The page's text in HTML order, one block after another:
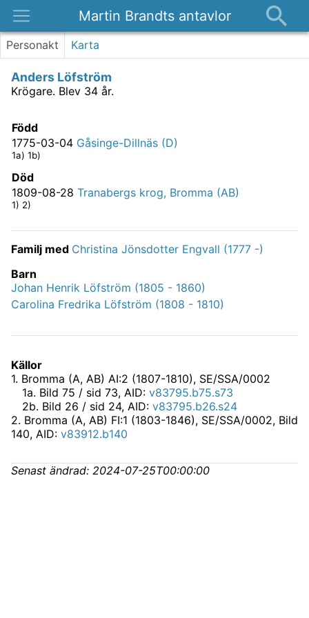
Martin Brandts antavlor
Platser
Om
Personakt Karta
Anders Löfström
Krögare. Blev 34 år.
Född
1775-03-04 Gåsinge-Dillnäs (D)
1a) 1b)
Död
1809-08-28 Tranabergs krog, Bromma (AB)
1) 2)
Familj med Christina Jönsdotter Engvall (1777 -)
Barn
Johan Henrik Löfström (1805 - 1860)
Carolina Fredrika Löfström (1808 - 1810)
Källor
1. Bromma (A, AB) AI:2 (1807-1810), SE/SSA/0002
1a. Bild 75 / sid 73, AID: v83795.b75.s73
2b. Bild 26 / sid 24, AID: v83795.b26.s24
2. Bromma (A, AB) FI:1 (1803-1846), SE/SSA/0002, Bild
140, AID: v83912.b140
Senast ändrad: 2024-07-25T00:00:00